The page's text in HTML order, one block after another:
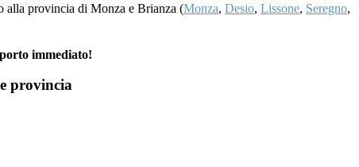
alla provincia di Monza e Brianza (Monza, Desio, Lissone, Seregno,
immediato!
provincia